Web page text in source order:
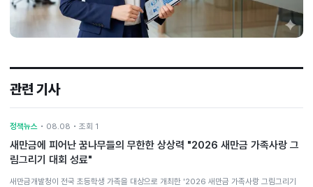
관련 기사
정책뉴스 • 08.08 • 조회 1
새만금에 피어난 꿈나무들의 무한한 상상력 "2026 새만금 가족사랑 그
림그리기 대회 성료"
새만금개발청이 전국 초등학생 가족을 대상으로 개최한 '2026 새만금 가족사랑 그림그리기